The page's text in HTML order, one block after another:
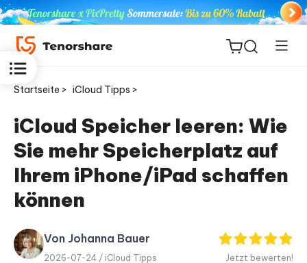
ReiBoot
for iOS
PDNob
Editor
Startseite > iCloud Tipps >
iCloud Speicher leeren: Wie
Sie mehr Speicherplatz auf
Ihrem iPhone/iPad schaffen
können
Von Johanna Bauer
2026-07-24 / iCloud Tipps Jetzt bewerten!